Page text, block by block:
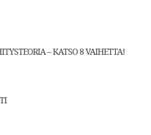
– KATSO 8 VAIHETTA!